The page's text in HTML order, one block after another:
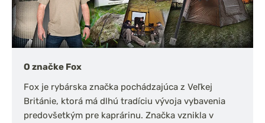
O značke Fox
Fox je rybárska značka pochádzajúca z Veľkej
Británie, ktorá má dlhú tradíciu vývoja vybavenia
predovšetkým pre kaprárinu. Značka vznikla v